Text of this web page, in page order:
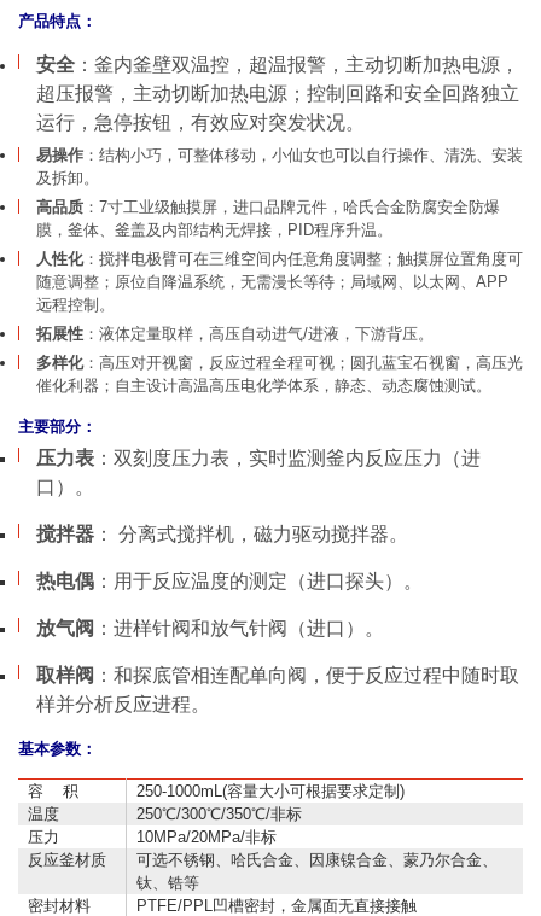
产品特点：
安全 ：釜内釜壁双温控，超温报警，主动切断加热电源，
超压报警，主动切断加热电源；控制回路和安全回路独立
运行，急停按钮，有效应对突发状况。
易操作 ：结构小巧，可整体移动，小仙女也可以自行操作、清洗、安装
及拆卸。
高品质 ： 7寸工业级触摸屏， 进口品牌元件，哈氏合金防腐安全防爆
膜，釜体、釜盖及内部结构无焊接， PID程序升温。
人性化： 搅拌电极臂可在三维空间内任意角度调整；触摸屏位置角度可
随意调整； 原位自降温系统，无需漫长等待 ；局域网、以太网、 APP
远程控制 。
拓展性 ： 液体定量取样，高压自动进气/进液，下游背压。
多样化：高压对开视窗，反应过程全程可视；圆孔蓝宝石视窗，高压光
催化利器；自主设计高温高压电化学体系，静态、动态腐蚀测试。
主要部分：
压力表 ：双刻度压力表，实时监测釜内反应压力（进
口）。
搅拌器 ： 分离式搅拌机，磁力驱动搅拌器。
热电偶 ： 用于反应温度的测定（进口探头）。
放气阀 ： 进样针阀和放气针阀（进口）。
取样阀 ： 和探底管相连配单向阀，便于反应过程中随时取
样并分析反应进程。
基本参数：
容 积
250-1000mL(容量大小可根据要求定制)
温度
250℃/300℃/350℃/非标
压力
10MPa/20MPa/非标
反应釜材质
可选不锈钢、哈氏合金、因康镍合金、蒙乃尔合金、
钛、锆等
密封材料
PTFE/PPL凹槽密封，金属面无直接接触